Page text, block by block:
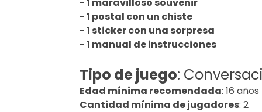
- 1 postal con un chiste
- 1 sticker con una sorpresa
- 1 manual de instrucciones
Tipo de juego:
Edad mínima recomendada: 16 años
Cantidad mínima de jugadores: 2